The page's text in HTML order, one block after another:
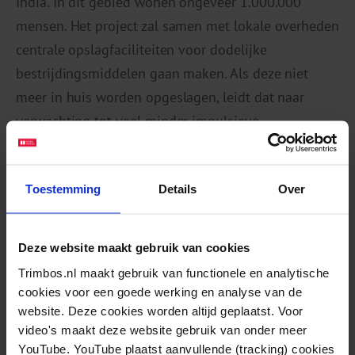
Toestemming Details Over
Deze website maakt gebruik van cookies
Trimbos.nl maakt gebruik van functionele en analytische
cookies voor een goede werking en analyse van de
website. Deze cookies worden altijd geplaatst. Voor
video's maakt deze website gebruik van onder meer
YouTube. YouTube plaatst aanvullende (tracking) cookies
mensen. Het project zal samen met lokale overheden
centrale opslagfaciliteiten voor dodelijke
bestrijdingsmiddelen gaan maken. Als deze niet
meer in huis worden opgeslagen, leidt dat naar
verwachting tot veel minder impulsieve
zelfdodingen.
Ook zet SPIRIT samen met scholen en leraren
stress en ze meteen hulp te laten zoeken als dat
nodig is. Verder traint SPIRIT plaatselijke
zorgverleners in de vele kleine dorpen om mensen
die een hoger risico lopen op te sporen, te
ondersteunen en door te verwijzen.